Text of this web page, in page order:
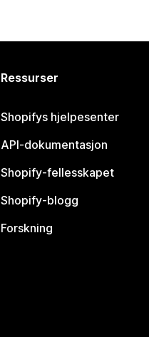
Ressurser
Shopifys hjelpesenter
API-dokumentasjon
Shopify-fellesskapet
Shopify-blogg
Forskning